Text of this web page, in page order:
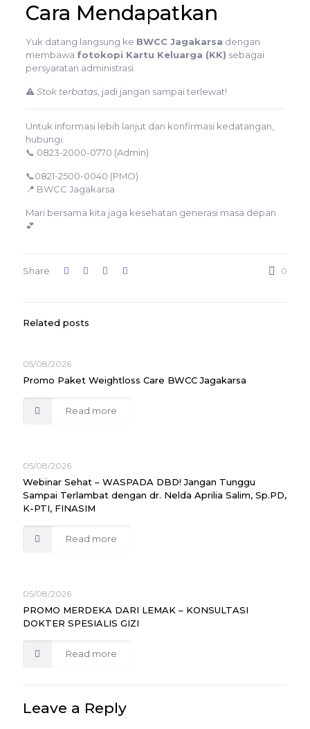
Cara Mendapatkan
Yuk datang langsung ke BWCC Jagakarsa dengan
membawa fotokopi Kartu Keluarga (KK) sebagai
persyaratan administrasi.
⚠️ Stok terbatas, jadi jangan sampai terlewat!
Untuk informasi lebih lanjut dan konfirmasi kedatangan,
hubungi:
📞 0823-2000-0770 (Admin)
📞0821-2500-0040 (PMO)
📍 BWCC Jagakarsa
Mari bersama kita jaga kesehatan generasi masa depan
💕
Share 0
Related posts
05/08/2026
Promo Paket Weightloss Care BWCC Jagakarsa
Read more
05/08/2026
Webinar Sehat – WASPADA DBD! Jangan Tunggu
Sampai Terlambat dengan dr. Nelda Aprilia Salim, Sp.PD,
K-PTI, FINASIM
Read more
05/08/2026
PROMO MERDEKA DARI LEMAK – KONSULTASI
DOKTER SPESIALIS GIZI
Read more
Leave a Reply